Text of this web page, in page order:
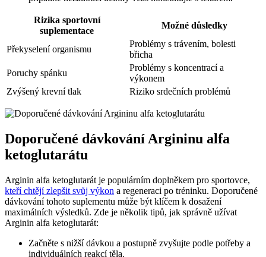
Rizika sportovní
suplementace
Možné důsledky
Překyselení organismu
Problémy s trávením, bolesti
břicha
Poruchy spánku
Problémy s koncentrací a
výkonem
Zvýšený krevní tlak
Riziko srdečních problémů
Doporučené dávkování Argininu alfa
ketoglutarátu
Arginin alfa ketoglutarát je populárním doplněkem pro sportovce,
kteří chtějí zlepšit svůj výkon a regeneraci po tréninku. Doporučené
dávkování tohoto suplementu může být klíčem k dosažení
maximálních výsledků. Zde je několik tipů, jak správně užívat
Arginin alfa ketoglutarát:
Začněte s nižší dávkou a postupně zvyšujte podle potřeby a
individuálních reakcí těla.